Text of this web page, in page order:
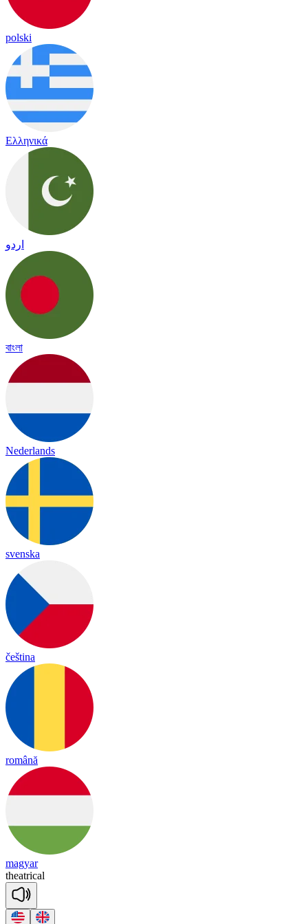
polski
Ελληνικά
اردو
বাংলা
Nederlands
svenska
čeština
română
magyar
theatrical